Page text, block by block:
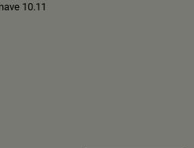
10.11